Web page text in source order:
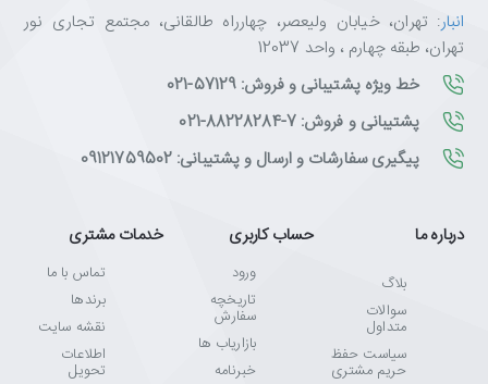
انبار: تهران، خیابان ولیعصر، چهارراه طالقانی، مجتمع تجاری نور
تهران، طبقه چهارم ، واحد 12037
خط ویژه پشتیبانی و فروش: 57129-021
پشتیبانی و فروش: 7-88228284-021
پیگیری سفارشات و ارسال و پشتیبانی: 09121759502
درباره ما
بلاگ
سوالات
متداول
سیاست حفظ
حریم مشتری
حساب کاربری
ورود
تاریخچه
سفارش
بازاریاب ها
خبرنامه
خدمات مشتری
تماس با ما
برندها
نقشه سایت
اطلاعات
تحویل